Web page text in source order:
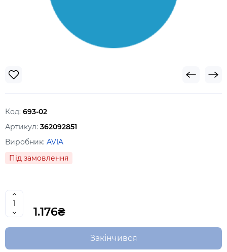
Код: 693-02
Артикул: 362092851
Виробник: AVIA
Під замовлення
1.176₴
Закінчився